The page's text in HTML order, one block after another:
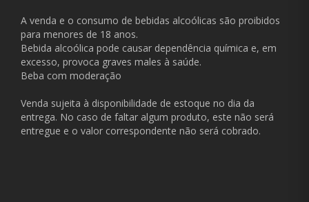
A venda e o consumo de bebidas alcoólicas são proibidos
para menores de 18 anos.
Bebida alcoólica pode causar dependência química e, em
excesso, provoca graves males à saúde.
Beba com moderação
Venda sujeita à disponibilidade de estoque no dia da
entrega. No caso de faltar algum produto, este não será
entregue e o valor correspondente não será cobrado.